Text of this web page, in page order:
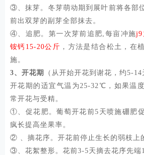
③、抹芽。冬芽萌动期到展叶前将各部
前出双芽的副芽全部抹去。
④、追肥。第一次芽前追肥,每亩冲施j9
铵钙 15-20公斤 ，方法是结合松土，在
施。
3、开花期
（从开始开花到谢花，约5-14
开花期的适宜气温为25-32℃，如果温
常开花与受精。
①、促花肥。葡萄开花前5天喷施硼肥
疯长提高坐果率。
② 、摘花序。开花前停止生长的弱枝上
③、花絮整形。花前3-5天摘去花序先端